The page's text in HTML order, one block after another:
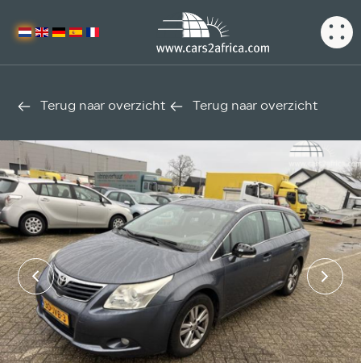
Terug naar overzicht Terug naar overzicht